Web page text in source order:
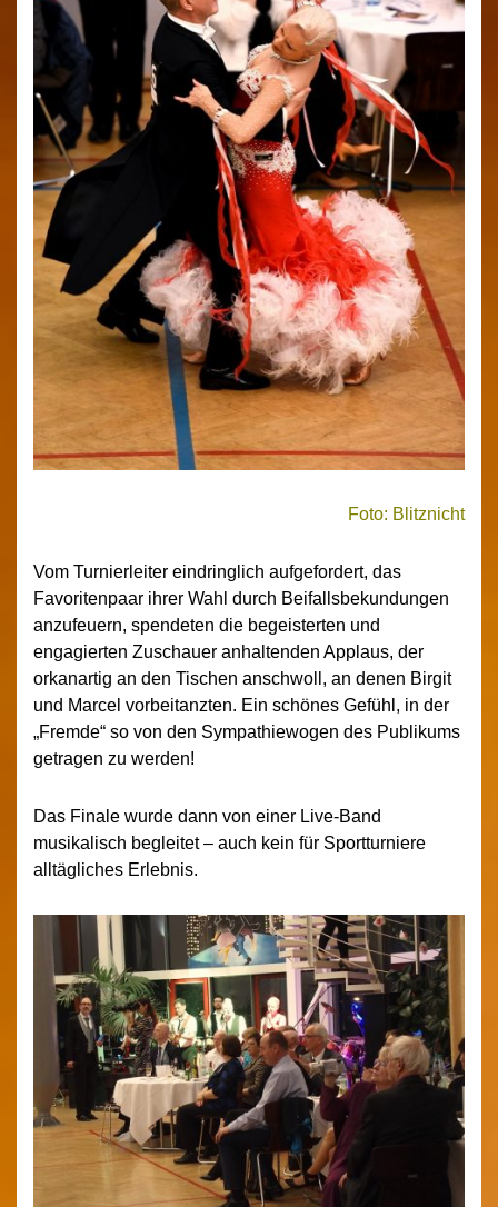
Foto: Blitznicht
Vom Turnierleiter eindringlich aufgefordert, das
Favoritenpaar ihrer Wahl durch Beifallsbekundungen
anzufeuern, spendeten die begeisterten und
engagierten Zuschauer anhaltenden Applaus, der
orkanartig an den Tischen anschwoll, an denen Birgit
und Marcel vorbeitanzten. Ein schönes Gefühl, in der
„Fremde“ so von den Sympathiewogen des Publikums
getragen zu werden!
Das Finale wurde dann von einer Live-Band
musikalisch begleitet – auch kein für Sportturniere
alltägliches Erlebnis.